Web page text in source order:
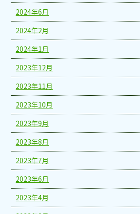
2024年6月
2024年2月
2024年1月
2023年12月
2023年11月
2023年10月
2023年9月
2023年8月
2023年7月
2023年6月
2023年4月